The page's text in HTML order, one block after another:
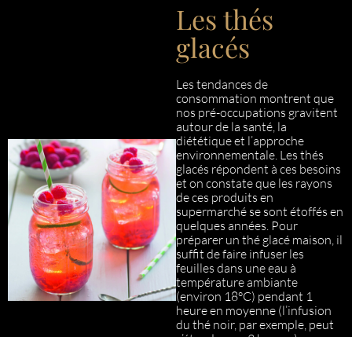
Les thés
glacés
Les tendances de
consommation montrent que
nos pré-occupations gravitent
autour de la santé, la
diététique et l’approche
environnementale. Les thés
glacés répondent à ces besoins
et on constate que les rayons
de ces produits en
supermarché se sont étoffés en
quelques années. Pour
préparer un thé glacé maison, il
suffit de faire infuser les
feuilles dans une eau à
température ambiante
(environ 18°C) pendant 1
heure en moyenne (l’infusion
du thé noir, par exemple, peut